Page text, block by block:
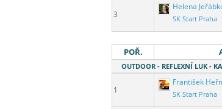
3
Helena
SK Start Praha
POŘ.
OUTDOOR - REFLEXNÍ LUK -
1
František
SK Start Praha